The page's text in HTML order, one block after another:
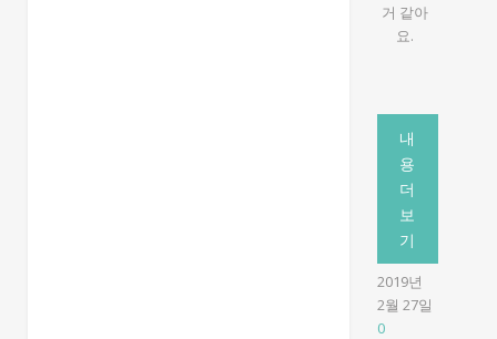
거 같아
요.
내
용
더
보
기
2019년
2월 27일
0